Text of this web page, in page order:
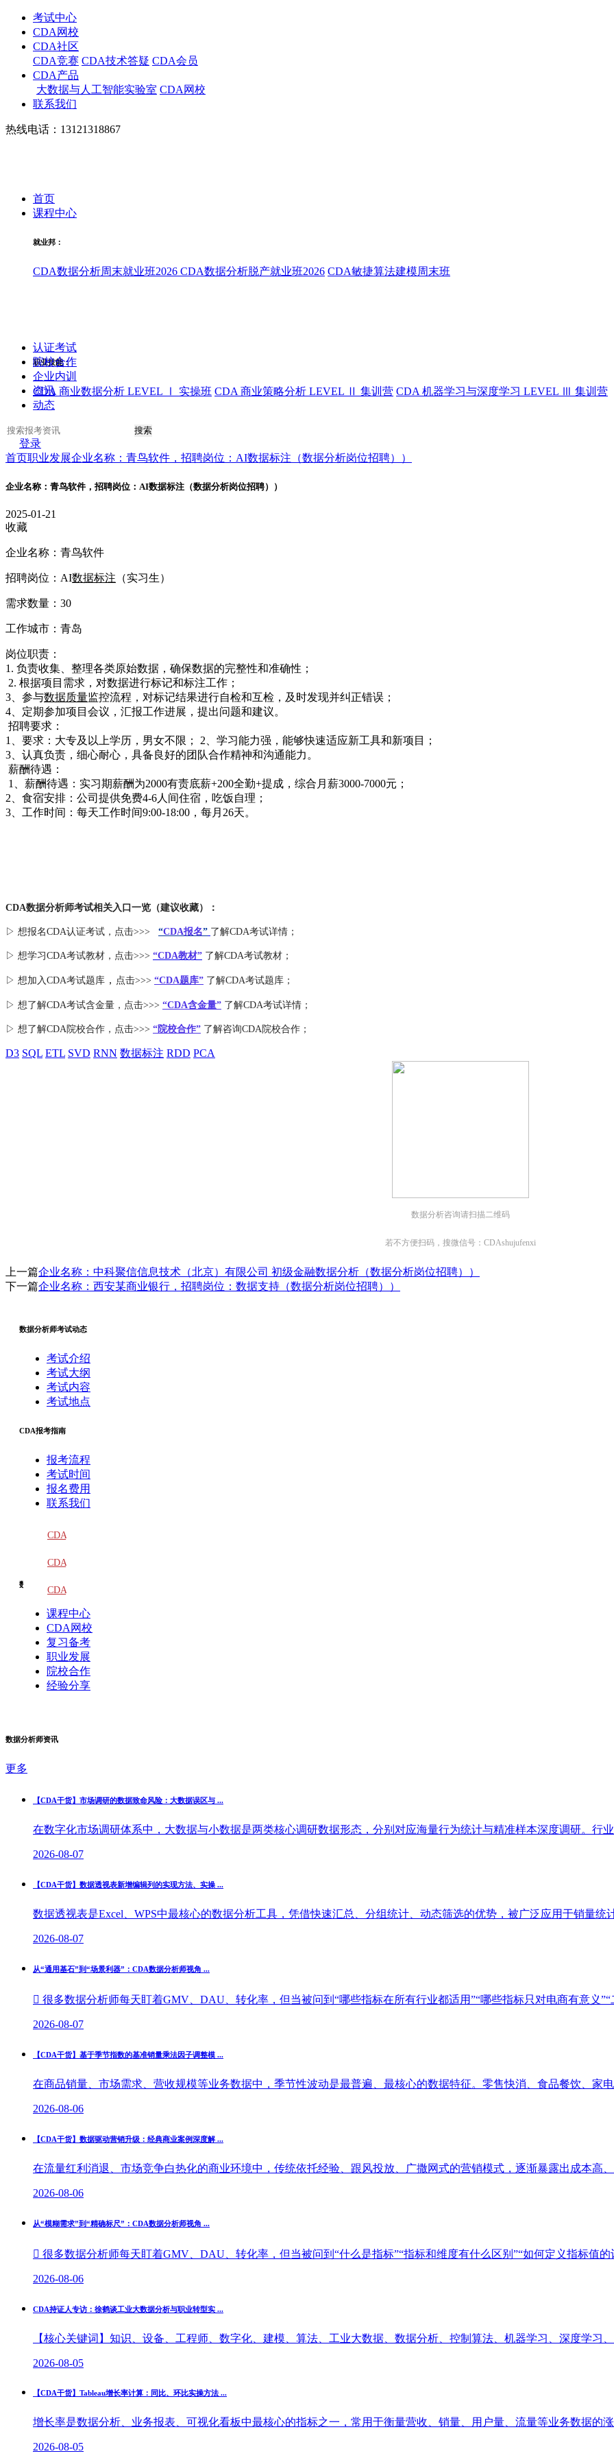
考试中心
CDA网校
CDA社区
CDA竞赛 CDA技术答疑 CDA会员
CDA产品
大数据与人工智能实验室 CDA网校
联系我们
热线电话：13121318867
首页
课程中心
就业邦：
CDA数据分析周末就业班2026 CDA数据分析脱产就业班2026 CDA敏捷算法建模周末班
职业技能：
CDA 商业数据分析 LEVEL Ⅰ 实操班 CDA 商业策略分析 LEVEL Ⅱ 集训营 CDA 机器学习与深度学习 LEVEL Ⅲ 集训营
认证考试
院校合作
企业内训
资讯
动态
搜索
登录
首页职业发展企业名称：青鸟软件，招聘岗位：AI数据标注（数据分析岗位招聘））
企业名称：青鸟软件，招聘岗位：AI数据标注（数据分析岗位招聘））
2025-01-21
收藏
企业名称：青鸟软件
招聘岗位：AI数据标注 （实习生）
需求数量：30
工作城市：青岛
岗位职责：
1. 负责收集、整理各类原始数据，确保数据的完整性和准确性；
2. 根据项目需求，对数据进行标记和标注工作；
3、参与数据质量监控流程，对标记结果进行自检和互检，及时发现并纠正错误；
4、定期参加项目会议，汇报工作进展，提出问题和建议。
招聘要求：
1、要求：大专及以上学历，男女不限； 2、学习能力强，能够快速适应新工具和新项目；
3、认真负责，细心耐心，具备良好的团队合作精神和沟通能力。
薪酬待遇：
1、薪酬待遇：实习期薪酬为2000有责底薪+200全勤+提成，综合月薪3000-7000元；
2、食宿安排：公司提供免费4-6人间住宿，吃饭自理；
3、工作时间：每天工作时间9:00-18:00，每月26天。
CDA数据分析师考试相关入口一览（建议收藏）：
▷ 想报名CDA认证考试，点击>>> “CDA报名” 了解CDA考试详情；
▷ 想学习CDA考试教材，点击>>> “CDA教材” 了解CDA考试教材；
▷ 想加入CDA考试题库 ， 点击>>> “CDA题库” 了解CDA考试题库；
▷ 想了解CDA考试含金量 ，点击>>> “CDA含金量” 了解CDA考试详情；
▷ 想了解CDA院校合作 ，点击>>> “院校合作” 了解咨询CDA院校合作；
D3 SQL ETL SVD RNN 数据标注 RDD PCA
数据分析咨询请扫描二维码
若不方便扫码，搜微信号：CDAshujufenxi
上一篇企业名称：中科聚信信息技术（北京）有限公司 初级金融数据分析（数据分析岗位招聘））
下一篇企业名称：西安某商业银行，招聘岗位：数据支持（数据分析岗位招聘））
数据分析师考试动态
考试介绍
考试大纲
考试内容
考试地点
CDA报考指南
报考流程
考试时间
报名费用
联系我们
数据分析学习
课程中心
CDA网校
复习备考
职业发展
院校合作
经验分享
数据分析师资讯
更多
【CDA干货】市场调研的数据致命风险：大数据误区与 ...
在数字化市场调研体系中，大数据与小数据是两类核心调研数据形态，分别对应海量行为统计与精准样本深度调研。行
2026-08-07
【CDA干货】数据透视表新增编辑列的实现方法、实操 ...
数据透视表是Excel、WPS中最核心的数据分析工具，凭借快速汇总、分组统计、动态筛选的优势，被广泛应用于销量统
2026-08-07
从“通用基石”到“场景利器”：CDA数据分析师视角 ...
 很多数据分析师每天盯着GMV、DAU、转化率，但当被问到“哪些指标在所有行业都适用”“哪些指标只对电商有意义”“
2026-08-07
【CDA干货】基于季节指数的基准销量乘法因子调整模 ...
在商品销量、市场需求、营收规模等业务数据中，季节性波动是最普遍、最核心的数据特征。零售快消、食品餐饮、家
2026-08-06
【CDA干货】数据驱动营销升级：经典商业案例深度解 ...
在流量红利消退、市场竞争白热化的商业环境中，传统依托经验、跟风投放、广撒网式的营销模式，逐渐暴露出成本高
2026-08-06
从“模糊需求”到“精确标尺”：CDA数据分析师视角 ...
 很多数据分析师每天盯着GMV、DAU、转化率，但当被问到“什么是指标”“指标和维度有什么区别”“如何定义指标值的
2026-08-06
CDA持证人专访：徐鹤谈工业大数据分析与职业转型实 ...
【核心关键词】知识、设备、工程师、数字化、建模、算法、工业大数据、数据分析、控制算法、机器学习、深度学习
2026-08-05
【CDA干货】Tableau增长率计算：同比、环比实操方法 ...
增长率是数据分析、业务报表、可视化看板中最核心的指标之一，常用于衡量营收、销量、用户量、流量等业务数据的
2026-08-05
CDA
教材
CDA
题库
CDA
大纲